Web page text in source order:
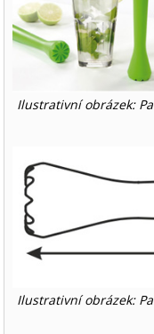
Ilustrativní obrázek:
Ilustrativní obrázek: